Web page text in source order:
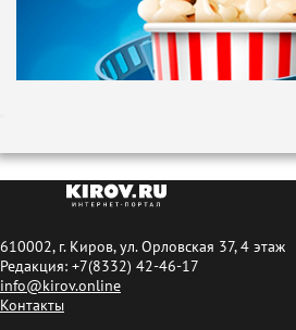
610002, г. Киров, ул. Орловская 37, 4 этаж
Редакция: +7(8332) 42-46-17
info@kirov.online
Контакты